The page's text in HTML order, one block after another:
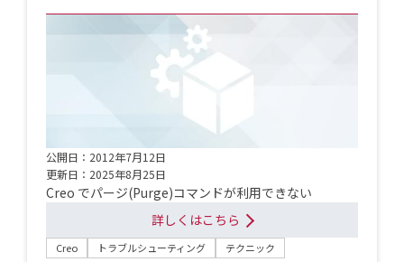
公開日：2012年7月12日
更新日：2025年8月25日
Creo でパージ(Purge)コマンドが利用できない
詳しくはこちら
Creo トラブルシューティング テクニック